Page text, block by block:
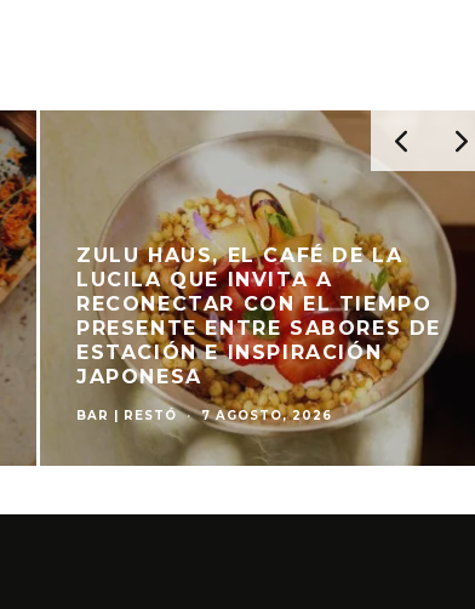
BRUNCH, APEROL SPRITZ Y DJ
EN VIVO: LA PROPUESTA DE
TOMATE ROSEDAL PARA
DISFRUTAR EL DOMINGO
JUNTO AL PARQUE
EVENTOS · 6 AGOSTO, 2026